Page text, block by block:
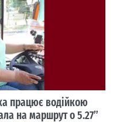
працює водійкою
на маршрут о 5.27”